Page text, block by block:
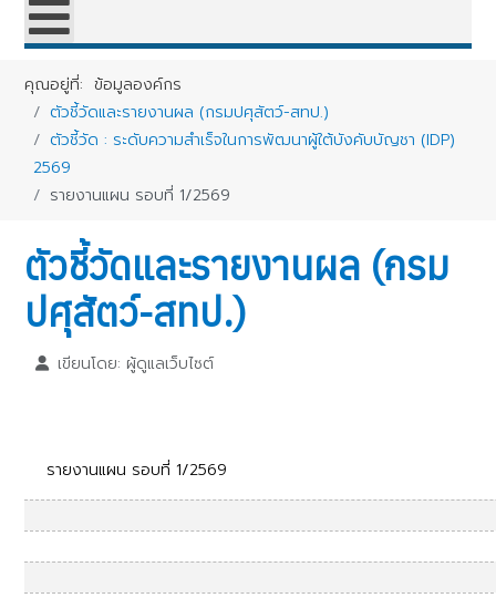
คุณอยู่ที่:ข้อมูลองค์กร
ตัวชี้วัดและรายงานผล (กรมปศุสัตว์-สทป.)
ตัวชี้วัด : ระดับความสำเร็จในการพัฒนาผู้ใต้บังคับบัญชา (IDP)
2569
รายงานแผน รอบที่ 1/2569
ตัวชี้วัดและรายงานผล (กรม
ปศุสัตว์-สทป.)
เขียนโดย: ผู้ดูแลเว็บไซต์
รายงานแผน รอบที่ 1/2569